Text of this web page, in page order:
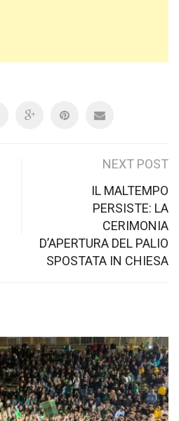
NEXT POST
IL MALTEMPO
PERSISTE: LA
CERIMONIA
D’APERTURA DEL PALIO
SPOSTATA IN CHIESA